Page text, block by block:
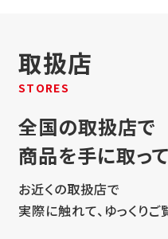
取扱店
STORES
全国の取扱店で
商品を手に取っ
お近くの取扱店で
実際に触れて、ゆっくりご